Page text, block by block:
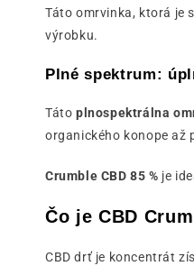
Táto omrvinka, ktorá je
výrobku.
Plné spektrum:
Táto plnospektrálna
organického konope až
Crumble CBD 85 % je
Čo je CBD
CBD drť je koncentrát